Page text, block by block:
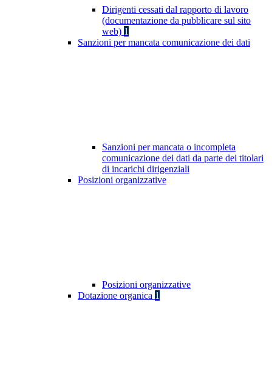
Dirigenti cessati dal rapporto di lavoro
(documentazione da pubblicare sul sito
web) 1
Sanzioni per mancata comunicazione dei dati
Sanzioni per mancata o incompleta
comunicazione dei dati da parte dei titolari
di incarichi dirigenziali
Posizioni organizzative
Posizioni organizzative
Dotazione organica 1